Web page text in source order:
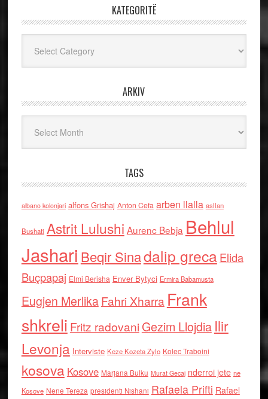
KATEGORITË
ARKIV
TAGS
albano kolonjari alfons Grishaj Anton Cefa arben llalla asllan
Bushati Astrit Lulushi Aurenc Bebja Behlul
Jashari Beqir Sinadalip grecaElida
Buçpapaj Elmi Berisha Enver Bytyci Ermira Babamusta
Eugjen MerlikaFahri Xharra Frank
shkreli Fritz radovaniGezim Llojdia Ilir
Levonja Interviste Keze Kozeta Zylo Kolec Traboini
kosova Kosove Marjana Bulku Murat Gecaj nderroi jete ne
Kosove Nene Tereza presidenti Nishani Rafaela Prifti Rafael